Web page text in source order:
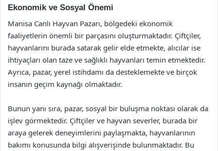
Ekonomik ve Sosyal Önemi
Manisa Canlı Hayvan Pazarı, bölgedeki ekonomik
faaliyetlerin önemli bir parçasını oluşturmaktadır. Çiftçiler,
hayvanlarını burada satarak gelir elde etmekte, alıcılar ise
ihtiyaçları olan taze ve sağlıklı hayvanları temin etmektedir.
Ayrıca, pazar, yerel istihdamı da desteklemekte ve birçok
insanın geçim kaynağı olmaktadır.
Bunun yanı sıra, pazar, sosyal bir buluşma noktası olarak da
işlev görmektedir. Çiftçiler ve hayvan severler, burada bir
araya gelerek deneyimlerini paylaşmakta, hayvanlarının
bakımı konusunda bilgi alışverişinde bulunmaktadır. Bu